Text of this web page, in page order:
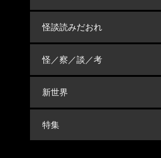
怪談読みだおれ
怪／察／談／考
新世界
特集